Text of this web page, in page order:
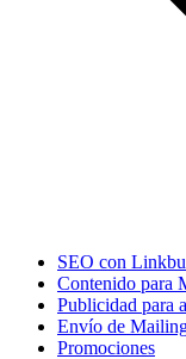
SEO con
Contenido para
Publicidad para
Envío de
Promociones